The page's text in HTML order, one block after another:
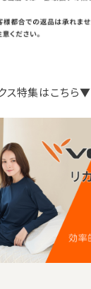
ス特集はこちら▼